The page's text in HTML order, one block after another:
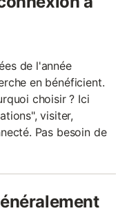
de l'année
en bénéficient.
choisir ? Ici
visiter,
Pas besoin de